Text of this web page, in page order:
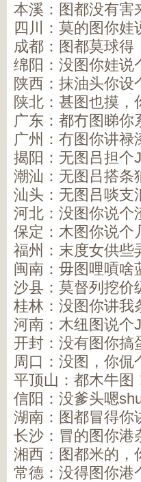
本溪：图都没有害
四川：莫的图你娃
成都：图都莫球得
绵阳：没图你娃说
陕西：抹油头你设
陕北：甚图也摸，
广东：都冇图睇你
广州：冇图你讲禄
揭阳：无图吕担个
潮汕：无图吕搭条
汕头：无图吕啖支
河北：没图你说个
保定：木图你说个
福州：末度女供些
闽南：毋图哩嗊啥
沙县：莫督列挖价
桂林：没图你讲我
河南：木纽图说个
开封：没有图你搞
周口：没图，你侃
平顶山：都木牛图
信阳：没爹头嗯
湖南：图都冒得你
长沙：冒的图你港
湘西：图都米的，
常德：没得图你港